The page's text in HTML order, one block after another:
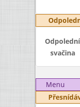
Odpolední
svačina
Menu